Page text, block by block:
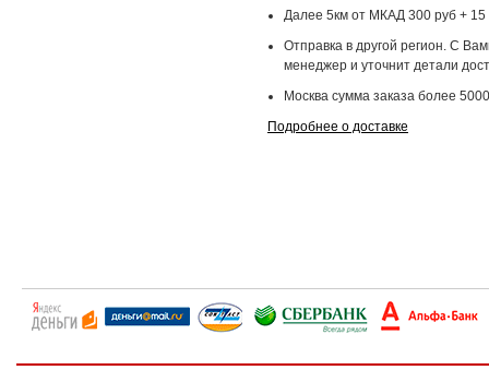
Далее 5км от МКАД 300 руб + 15
Отправка в другой регион. С
менеджер и уточнит детали
Москва сумма заказа более
Подробнее о доставке